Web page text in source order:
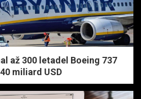
až 300 letadel Boeing 737
miliard USD